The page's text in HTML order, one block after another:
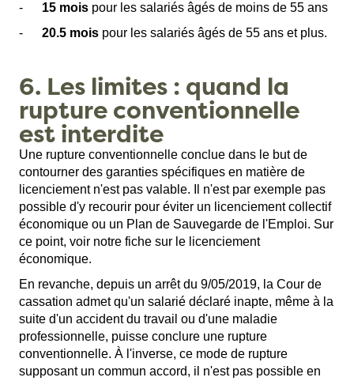
- 15 mois pour les salariés âgés de moins de 55 ans
- 20.5 mois pour les salariés âgés de 55 ans et plus.
6. Les limites : quand la
rupture conventionnelle
est interdite
Une rupture conventionnelle conclue dans le but de
contourner des garanties spécifiques en matière de
licenciement n'est pas valable. Il n'est par exemple pas
possible d'y recourir pour éviter un licenciement collectif
économique ou un Plan de Sauvegarde de l'Emploi. Sur
ce point, voir notre fiche sur le licenciement
économique.
En revanche, depuis un arrêt du 9/05/2019, la Cour de
cassation admet qu'un salarié déclaré inapte, même à la
suite d'un accident du travail ou d'une maladie
professionnelle, puisse conclure une rupture
conventionnelle. À l'inverse, ce mode de rupture
supposant un commun accord, il n'est pas possible en